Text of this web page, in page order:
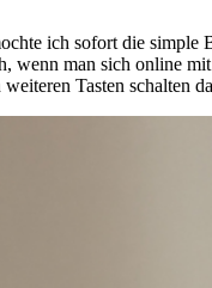
ich sofort die
man sich online
Tasten schalten